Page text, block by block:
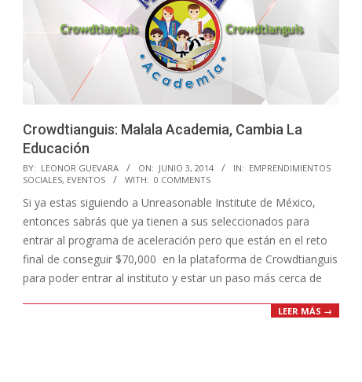
Crowdtianguis: Malala Academia, Cambia La
Educación
2014-
06-
03
BY: LEONOR GUEVARA ON: JUNIO 3, 2014 IN: EMPRENDIMIENTOS
SOCIALES, EVENTOS WITH: 0 COMMENTS
Si ya estas siguiendo a Unreasonable Institute de México,
entonces sabrás que ya tienen a sus seleccionados para
entrar al programa de aceleración pero que están en el reto
final de conseguir $70,000 en la plataforma de Crowdtianguis
para poder entrar al instituto y estar un paso más cerca de
LEER MÁS →